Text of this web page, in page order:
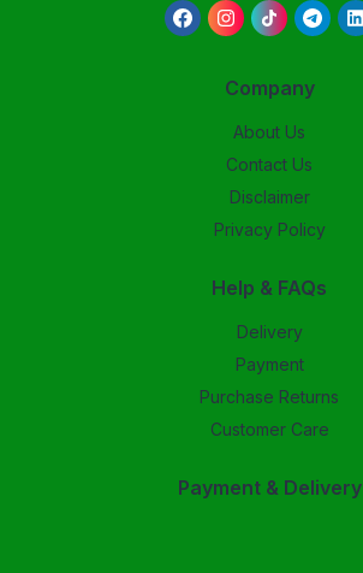
Company
About Us
Contact Us
Disclaimer
Privacy Policy
Help & FAQs
Delivery
Payment
Purchase Returns
Customer Care
Payment & Delivery